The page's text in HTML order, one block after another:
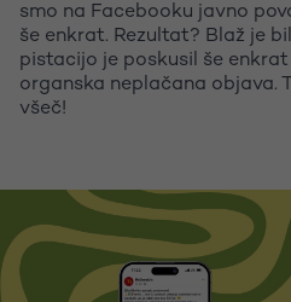
smo na Facebooku javno
še enkrat. Rezultat? Blaž je
pistacijo je poskusil še
organska neplačana objava.
všeč!